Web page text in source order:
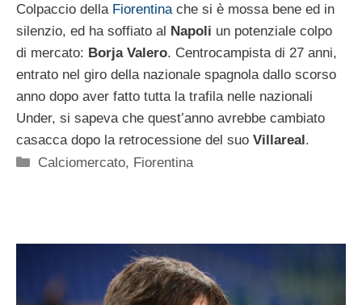
Colpaccio della Fiorentina che si è mossa bene ed in
silenzio, ed ha soffiato al Napoli un potenziale colpo
di mercato: Borja Valero. Centrocampista di 27 anni,
entrato nel giro della nazionale spagnola dallo scorso
anno dopo aver fatto tutta la trafila nelle nazionali
Under, si sapeva che quest’anno avrebbe cambiato
casacca dopo la retrocessione del suo Villareal.
Categorie
Calciomercato, Fiorentina